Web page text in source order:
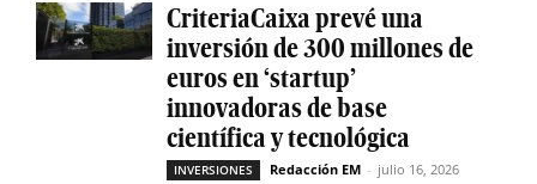
CriteriaCaixa prevé una
inversión de 300 millones de
euros en ‘startup’
innovadoras de base
científica y tecnológica
INVERSIONES Redacción EM - julio 16, 2026